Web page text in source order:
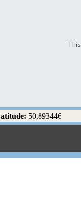
This
50.893446